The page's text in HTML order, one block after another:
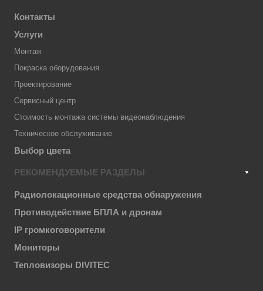
Контакты
Услуги
Монтаж
Покраска оборудования
Проектирование
Сервисный центр
Стоимость монтажа системы видеонаблюдения
Техническое обслуживание
Выбор цвета
РЕКОМЕНДУЕМЫЕ РАЗДЕЛЫ
Радиолокационные средства обнаружения
Противодействие БПЛА и дронам
IP громкоговорители
Мониторы
Тепловизоры DIVITEC